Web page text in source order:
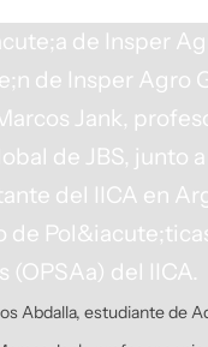
Abdalla, estudiante de